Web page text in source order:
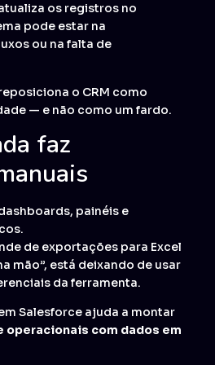
os registros no
pode estar na
ou na falta de
o CRM como
— e não como um fardo.
faz
painéis e
de exportações para Excel
mão”, está deixando de usar
da ferramenta.
Salesforce ajuda a montar
operacionais com dados em